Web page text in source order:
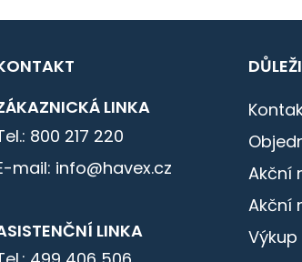
LINKA
800 217 220
mail: info@havex.cz
LINKA
Akční
Akční
Výkup